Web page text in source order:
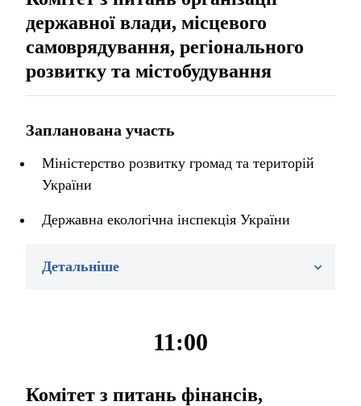
державної влади, місцевого
самоврядування, регіонального
розвитку та містобудування
Запланована участь
Міністерство розвитку громад та територій
України
Державна екологічна інспекція України
Детальніше
11:00
Комітет з питань фінансів,